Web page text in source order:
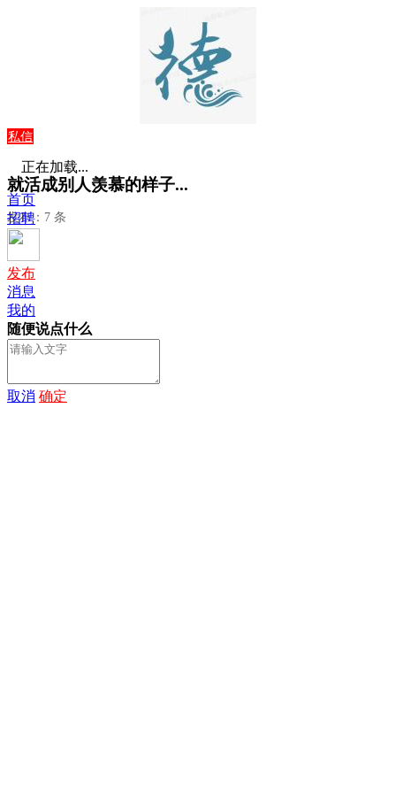
私信
就活成别人羡慕的样子...
发布：7 条
正在加载...
首页
招聘
发布
消息
我的
随便说点什么
取消 确定